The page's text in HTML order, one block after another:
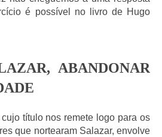
é possível no livro de Hugo
ABANDONAR
cujo título nos remete logo para os
que nortearam Salazar, envolve